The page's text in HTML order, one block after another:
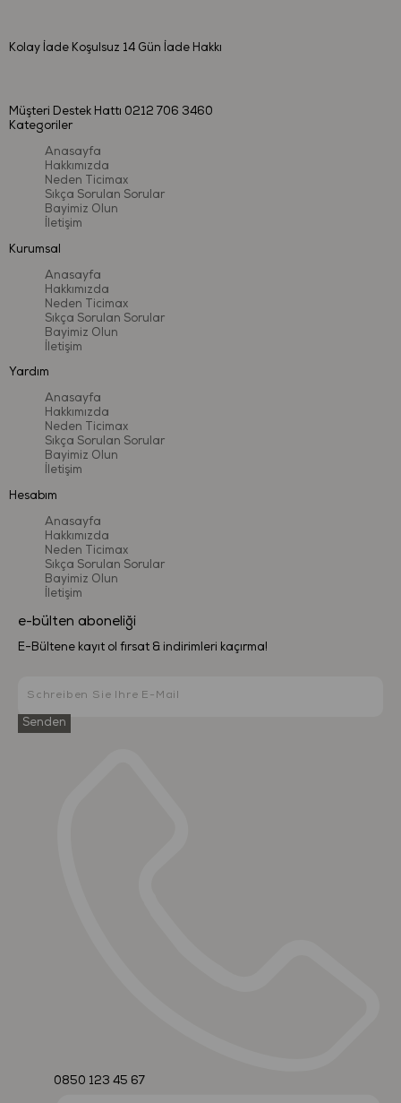
Kolay İade Koşulsuz 14 Gün İade Hakkı
Müşteri Destek Hattı 0212 706 3460
Kategoriler
Anasayfa
Hakkımızda
Neden Ticimax
Sıkça Sorulan Sorular
Bayimiz Olun
İletişim
Kurumsal
Anasayfa
Hakkımızda
Neden Ticimax
Sıkça Sorulan Sorular
Bayimiz Olun
İletişim
Yardım
Anasayfa
Hakkımızda
Neden Ticimax
Sıkça Sorulan Sorular
Bayimiz Olun
İletişim
Hesabım
Anasayfa
Hakkımızda
Neden Ticimax
Sıkça Sorulan Sorular
Bayimiz Olun
İletişim
e-bülten aboneliği
E-Bültene kayıt ol fırsat & indirimleri kaçırma!
Senden
0850 123 45 67